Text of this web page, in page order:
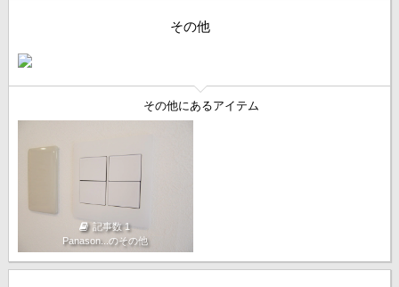
その他
その他にあるアイテム
記事数 1
Panason...のその他